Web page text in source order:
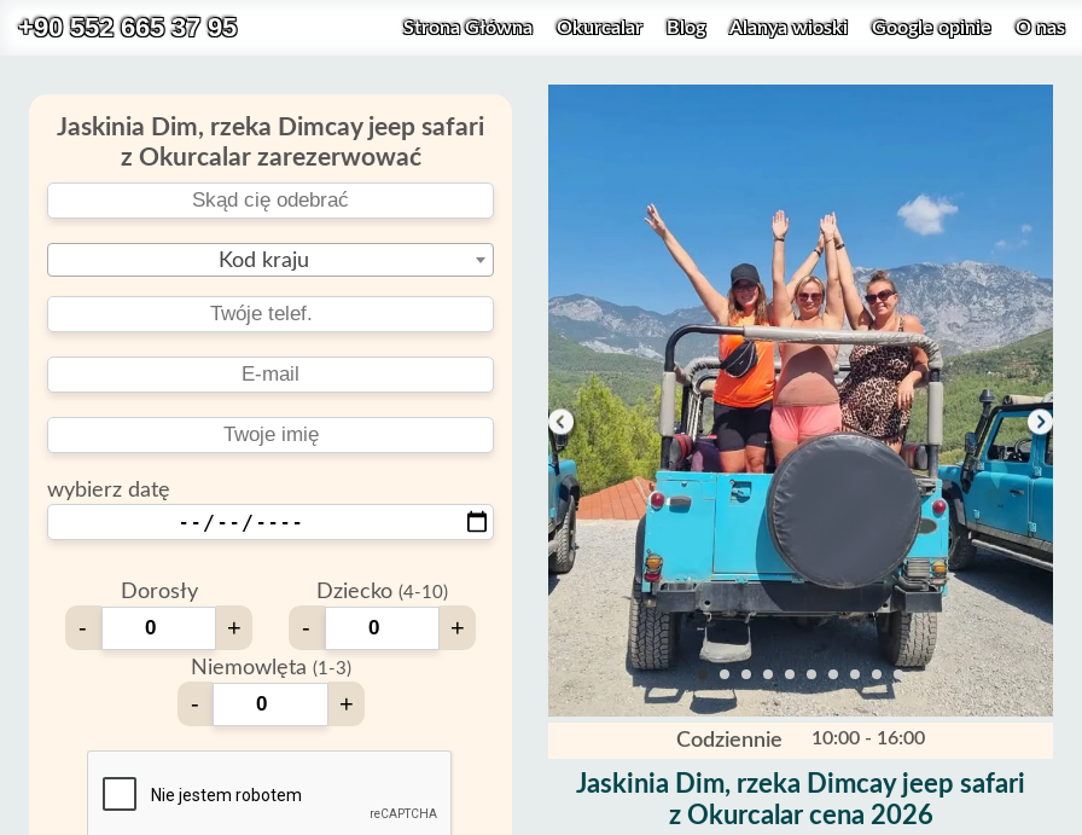
+90 552 665 37 95 Strona Główna Okurcalar Blog Alanya wioski Google opinie O nas
Codziennie 10:00 - 16:00
Jaskinia Dim, rzeka Dimcay jeep safari
z Okurcalar cena 2026
Jaskinia Dim, rzeka Dimcay jeep safari
z Okurcalar zarezerwować
Kod kraju
wybierz datę
Dorosły
- +
Dziecko (4-10)
- +
Niemowlęta (1-3)
- +